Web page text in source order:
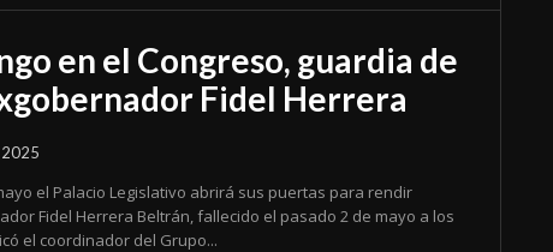
en el Congreso, guardia de
Fidel Herrera
el Palacio Legislativo abrirá sus puertas para rendir
Fidel Herrera Beltrán, fallecido el pasado 2 de mayo a los
el coordinador del Grupo...